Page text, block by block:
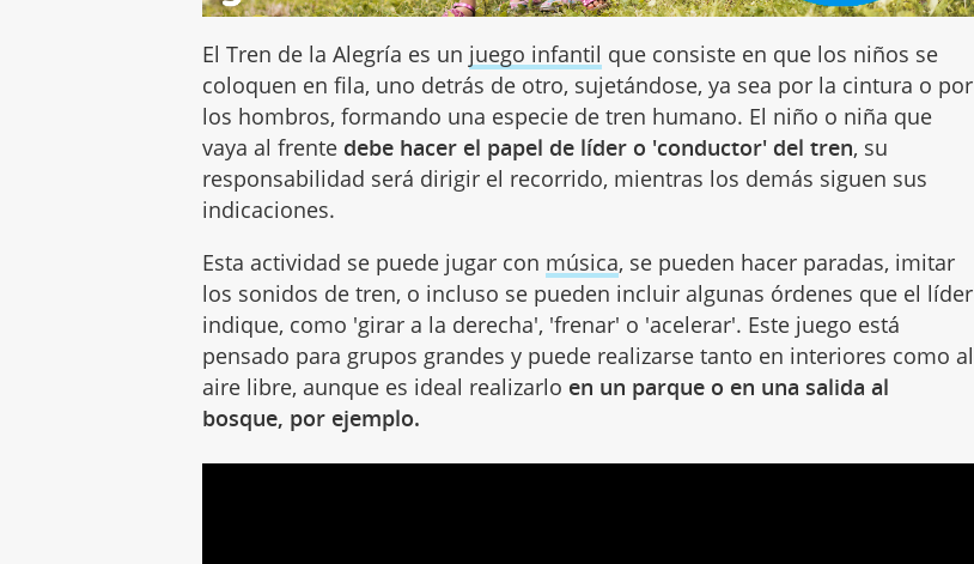
El Tren de la Alegría es un juego infantil que consiste en que los niños se
coloquen en fila, uno detrás de otro, sujetándose, ya sea por la cintura o por
los hombros, formando una especie de tren humano. El niño o niña que
vaya al frente debe hacer el papel de líder o 'conductor' del tren, su
responsabilidad será dirigir el recorrido, mientras los demás siguen sus
indicaciones.
Esta actividad se puede jugar con música, se pueden hacer paradas, imitar
los sonidos de tren, o incluso se pueden incluir algunas órdenes que el líder
indique, como 'girar a la derecha', 'frenar' o 'acelerar'. Este juego está
pensado para grupos grandes y puede realizarse tanto en interiores como al
aire libre, aunque es ideal realizarlo en un parque o en una salida al
bosque, por ejemplo.